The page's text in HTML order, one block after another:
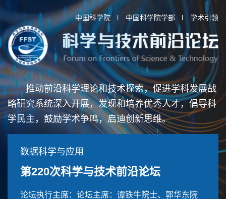
中国科学院 中国科学院学部 学术引领
推动前沿科学理论和技术探索，促进学科发展战
略研究系统深入开展，发现和培养优秀人才，倡导科
学民主，鼓励学术争鸣，启迪创新思维。
数据科学与应用
第220次科学与技术前沿论坛
论坛执行主席：论坛主席：谭铁牛院士、郭华东院